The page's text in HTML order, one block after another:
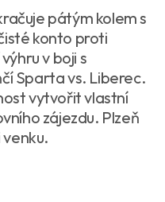
pátým kolem s
konto proti
v boji s
Sparta vs. Liberec.
vytvořit vlastní
zájezdu. Plzeň